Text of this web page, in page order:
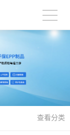
查看分类